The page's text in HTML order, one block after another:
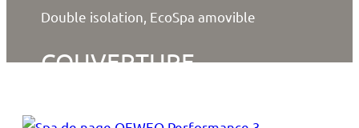
Double isolation, EcoSpa amovible
COUVERTURE